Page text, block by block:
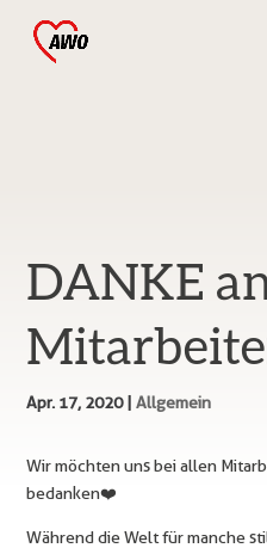
DANKE
Apr. 17, 2020|Allgemein
Wir möchten uns bei allen
bedanken ❤️
Während die Welt für manche